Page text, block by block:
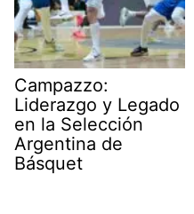
Campazzo:
Liderazgo y Legado
en la Selección
Argentina de
Básquet